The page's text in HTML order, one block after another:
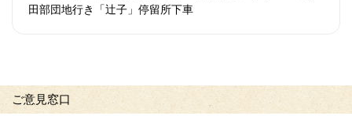
田部団地行き「辻子」停留所下車
ご意見窓口